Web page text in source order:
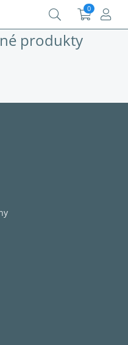
0
produkty